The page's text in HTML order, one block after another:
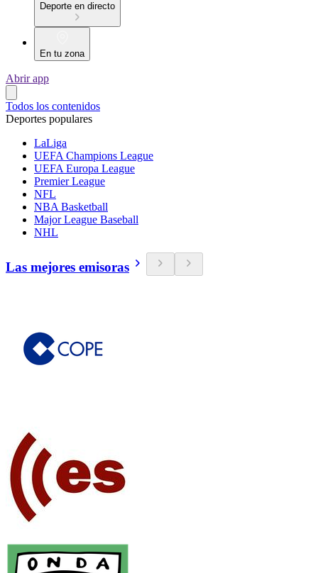
Deporte en directo
En tu zona
Abrir app
Todos los contenidos
Deportes populares
LaLiga
UEFA Champions League
UEFA Europa League
Premier League
NFL
NBA Basketball
Major League Baseball
NHL
Las mejores emisoras